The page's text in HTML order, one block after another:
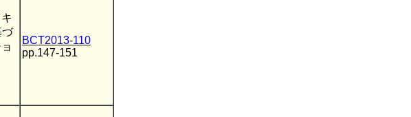
づ
BCT2013-110
pp.147-151